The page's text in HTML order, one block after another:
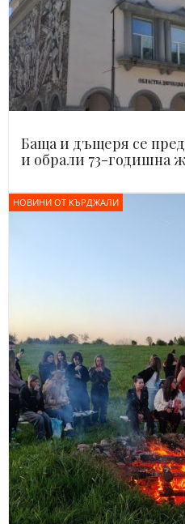
Баща и дъщеря се
и обрали 73-годишна
НОВИНИ ОТ КЪРДЖАЛИ